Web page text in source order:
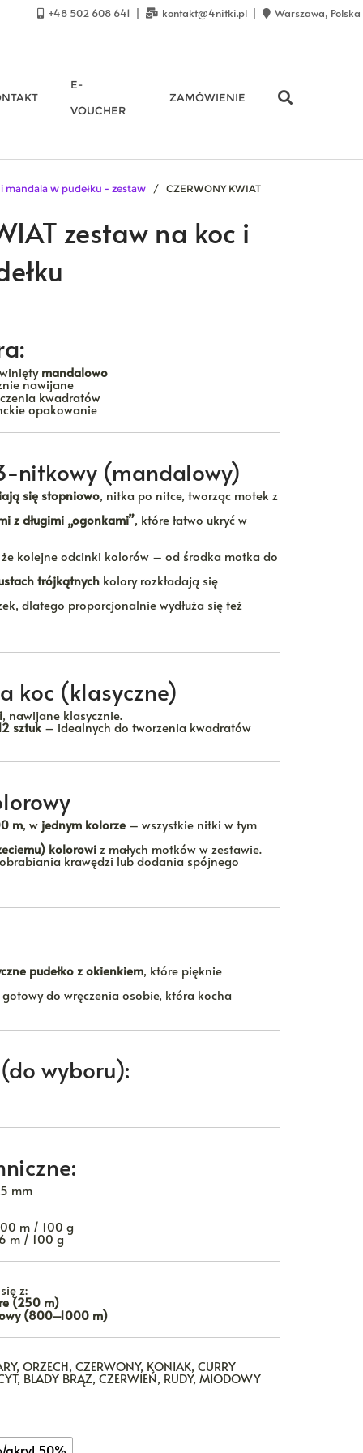
+48 502 608 641 kontakt@4nitki.pl Warszawa, Polska
E-
VOUCHER
ZAMÓWIENIE
mandala w pudełku - zestaw / CZERWONY KWIAT
zestaw na koc i
zł
zł
mandalowo
nawijane
kwadratów
opakowanie
nitkowy (mandalowy)
się stopniowo, nitka po nitce, tworząc motek z
z długimi „ogonkami”, które łatwo ukryć w
kolejne odcinki kolorów – od środka motka do
trójkątnych kolory rozkładają się
dlatego proporcjonalnie wydłuża się też
koc (klasyczne)
, nawijane klasycznie.
sztuk – idealnych do tworzenia kwadratów
m, w jednym kolorze – wszystkie nitki w tym
kolorowi z małych motków w zestawie.
krawędzi lub dodania spójnego
pudełko z okienkiem, które pięknie
do wręczenia osobie, która kocha
wyboru):
mm
m / 100 g
m / 100 g
z:
(250 m)
(800–1000 m)
ORZECH, CZERWONY, KONIAK, CURRY
BLADY BRĄZ, CZERWIEŃ, RUDY, MIODOWY